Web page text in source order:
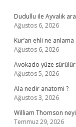
Dudullu ile Ayvalık
Ağustos 6, 2026
Kur’an ehli ne anlama
Ağustos 6, 2026
Avokado yüze
Ağustos 5, 2026
Ala nedir anatomi ?
Ağustos 3, 2026
William Thomson
Temmuz 29, 2026